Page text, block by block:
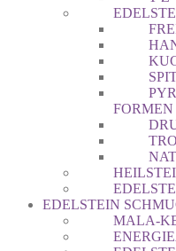
FORMEN
EDELSTEIN
MALA-